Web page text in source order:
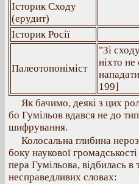
Історик Сходу
(ерудит)
Історик Росії
Палеотопоніміст
"Зі
ніхто
199]
Як бачимо, деякі з цих
бо Гумільов вдався не до
шифрування.
Колосальна глибина
боку наукової
пера Гумільова, відбилась в
несправедливих словах: